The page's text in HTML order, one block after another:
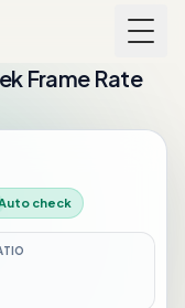
Frame Rate
check